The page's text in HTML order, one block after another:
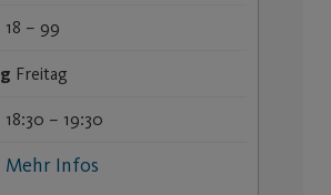
18 – 99
Freitag
18:30 – 19:30
Mehr Infos